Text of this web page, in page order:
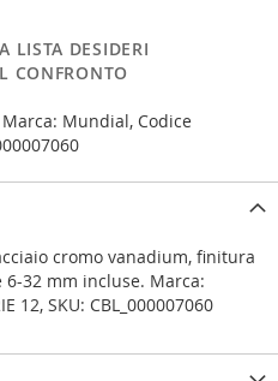
LISTA DESIDERI
CONFRONTO
Mundial, Codice
cromo vanadium, finitura
32 mm incluse. Marca:
12, SKU: CBL_000007060